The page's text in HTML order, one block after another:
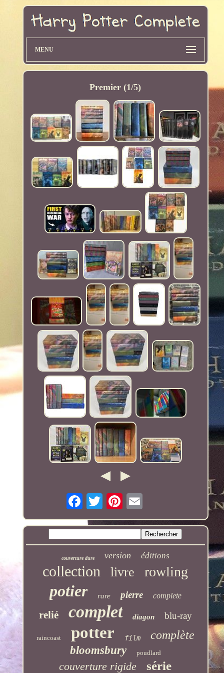
MENU
Premier (1/5)
couverture dure version éditions
collection livre rowling
potier rare pierre complete
relié complet diagon blu-ray
raincoast potter film complète
bloomsbury poudlard
couverture rigide série